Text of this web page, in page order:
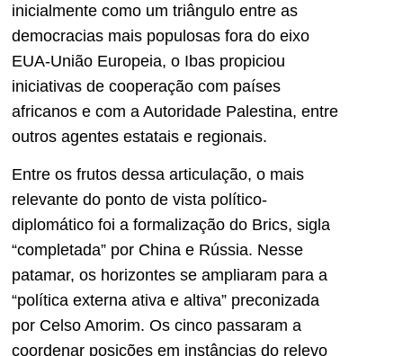
inicialmente como um triângulo entre as
democracias mais populosas fora do eixo
EUA-União Europeia, o Ibas propiciou
iniciativas de cooperação com países
africanos e com a Autoridade Palestina, entre
outros agentes estatais e regionais.
Entre os frutos dessa articulação, o mais
relevante do ponto de vista político-
diplomático foi a formalização do Brics, sigla
“completada” por China e Rússia. Nesse
patamar, os horizontes se ampliaram para a
“política externa ativa e altiva” preconizada
por Celso Amorim. Os cinco passaram a
coordenar posições em instâncias do relevo